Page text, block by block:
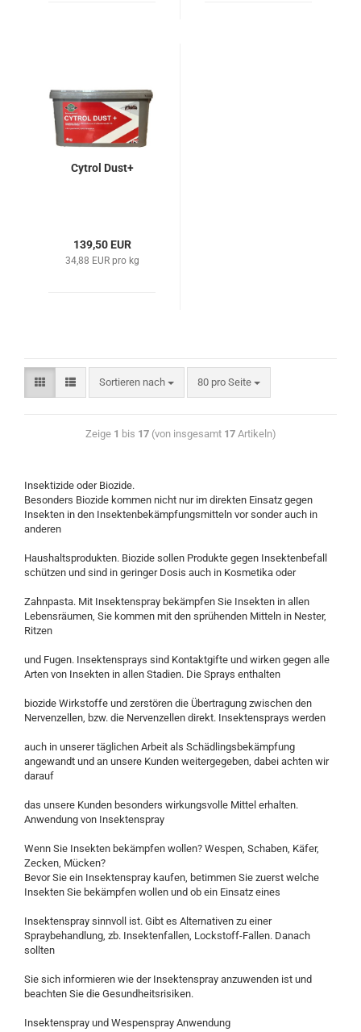
Cytrol Dust+
139,50 EUR
34,88 EUR pro kg
Sortieren nach 80 pro Seite
Zeige 1 bis 17(von insgesamt 17Artikeln)
Insektizide oder Biozide.
Besonders Biozide kommen nicht nur im direkten Einsatz gegen
Insekten in den Insektenbekämpfungsmitteln vor sonder auch in
anderen
Haushaltsprodukten. Biozide sollen Produkte gegen Insektenbefall
schützen und sind in geringer Dosis auch in Kosmetika oder
Zahnpasta. Mit Insektenspray bekämpfen Sie Insekten in allen
Lebensräumen, Sie kommen mit den sprühenden Mitteln in Nester,
Ritzen
und Fugen. Insektensprays sind Kontaktgifte und wirken gegen alle
Arten von Insekten in allen Stadien. Die Sprays enthalten
biozide Wirkstoffe und zerstören die Übertragung zwischen den
Nervenzellen, bzw. die Nervenzellen direkt. Insektensprays werden
auch in unserer täglichen Arbeit als Schädlingsbekämpfung
angewandt und an unsere Kunden weitergegeben, dabei achten wir
darauf
das unsere Kunden besonders wirkungsvolle Mittel erhalten.
Anwendung von Insektenspray
Wenn Sie Insekten bekämpfen wollen? Wespen, Schaben, Käfer,
Zecken, Mücken?
Bevor Sie ein Insektenspray kaufen, betimmen Sie zuerst welche
Insekten Sie bekämpfen wollen und ob ein Einsatz eines
Insektenspray sinnvoll ist. Gibt es Alternativen zu einer
Spraybehandlung, zb. Insektenfallen, Lockstoff-Fallen. Danach
sollten
Sie sich informieren wie der Insektenspray anzuwenden ist und
beachten Sie die Gesundheitsrisiken.
Insektenspray und Wespenspray Anwendung